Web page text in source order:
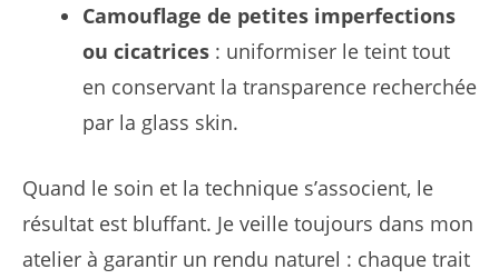
Camouflage de petites imperfections
ou cicatrices : uniformiser le teint tout
en conservant la transparence recherchée
par la glass skin.
Quand le soin et la technique s’associent, le
résultat est bluffant. Je veille toujours dans mon
atelier à garantir un rendu naturel : chaque trait